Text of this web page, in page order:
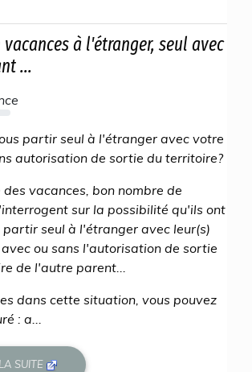
vacances à l'étranger, seul avec
...
partir seul à l'étranger avec votre
autorisation de sortie du territoire?
vacances, bon nombre de
sur la possibilité qu'ils ont
partir seul à l'étranger avec leur(s)
ou sans l'autorisation de sortie
de l'autre parent...
dans cette situation, vous pouvez
: a...
SUITE